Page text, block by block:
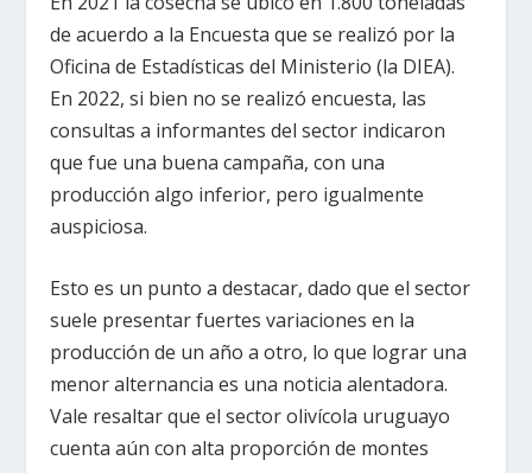
de acuerdo a la Encuesta que se realizó por la
Oficina de Estadísticas del Ministerio (la DIEA).
En 2022, si bien no se realizó encuesta, las
consultas a informantes del sector indicaron
que fue una buena campaña, con una
producción algo inferior, pero igualmente
auspiciosa.
Esto es un punto a destacar, dado que el sector
suele presentar fuertes variaciones en la
producción de un año a otro, lo que lograr una
menor alternancia es una noticia alentadora.
Vale resaltar que el sector olivícola uruguayo
cuenta aún con alta proporción de montes